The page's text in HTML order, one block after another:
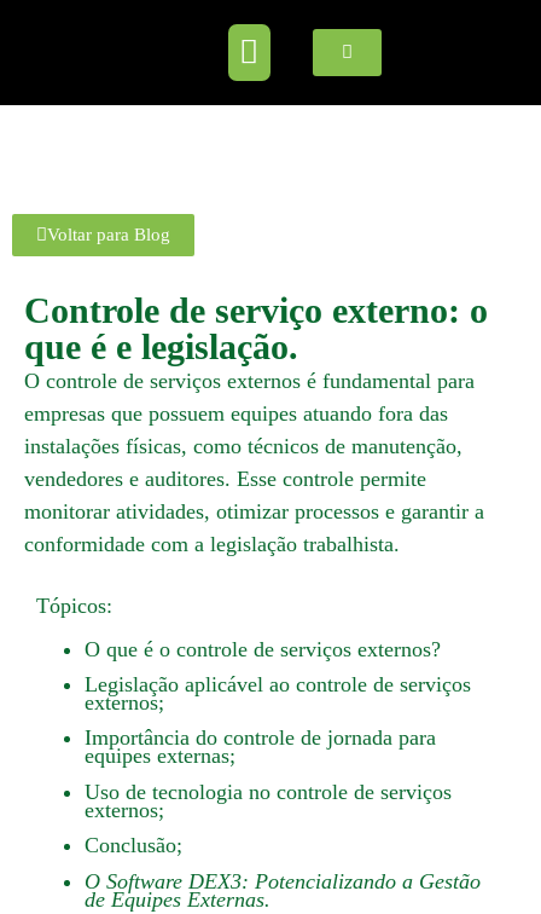
Voltar para Blog
Controle de serviço externo: o
que é e legislação.
O controle de serviços externos é fundamental para
empresas que possuem equipes atuando fora das
instalações físicas, como técnicos de manutenção,
vendedores e auditores. Esse controle permite
monitorar atividades, otimizar processos e garantir a
conformidade com a legislação trabalhista.
Tópicos:
O que é o controle de serviços externos?
Legislação aplicável ao controle de serviços
externos;
Importância do controle de jornada para
equipes externas;
Uso de tecnologia no controle de serviços
externos;
Conclusão;
O Software DEX3: Potencializando a Gestão
de Equipes Externas.